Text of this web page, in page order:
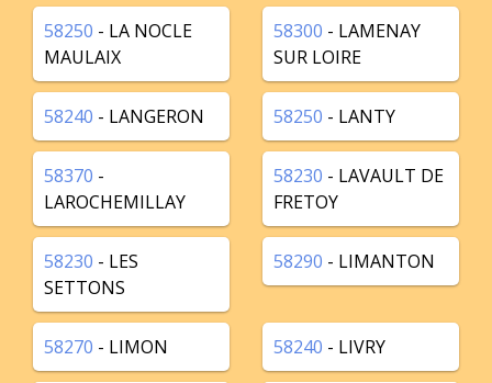
58250 - LA NOCLE
MAULAIX
58300 - LAMENAY
SUR LOIRE
58240 - LANGERON 58250 - LANTY
58370 -
LAROCHEMILLAY
58230 - LAVAULT DE
FRETOY
58230 - LES
SETTONS
58290 - LIMANTON
58270 - LIMON 58240 - LIVRY